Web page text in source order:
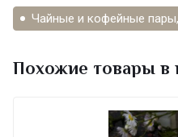
Чайные и кофейные
Похожие товары в